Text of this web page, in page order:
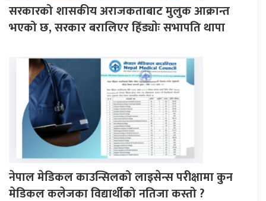
सरकारको शासकीय अराजकताबाट मुलुक आक्रान्त
भएको छ, सरकार बरालिएर हिँड्याेः सभापति थापा
नेपाल मेडिकल काउन्सिलको लाइसेन्स परीक्षामा कुन
मेडिकल कलेजका विद्यार्थीको नतिजा कस्तो ?